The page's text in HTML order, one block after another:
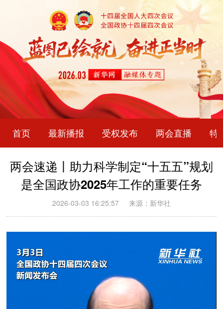
首页 最新播报 受权发布 两会直播 特
两会速递丨助力科学制定“十五五”规划
是全国政协2025年工作的重要任务
2026-03-03 16:25:57 来源：新华社